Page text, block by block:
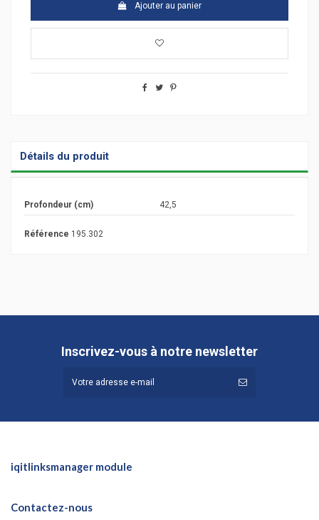
Ajouter au panier
Détails du produit
Profondeur (cm) 42,5
Référence 195.302
Inscrivez-vous à notre newsletter
iqitlinksmanager module
Contactez-nous